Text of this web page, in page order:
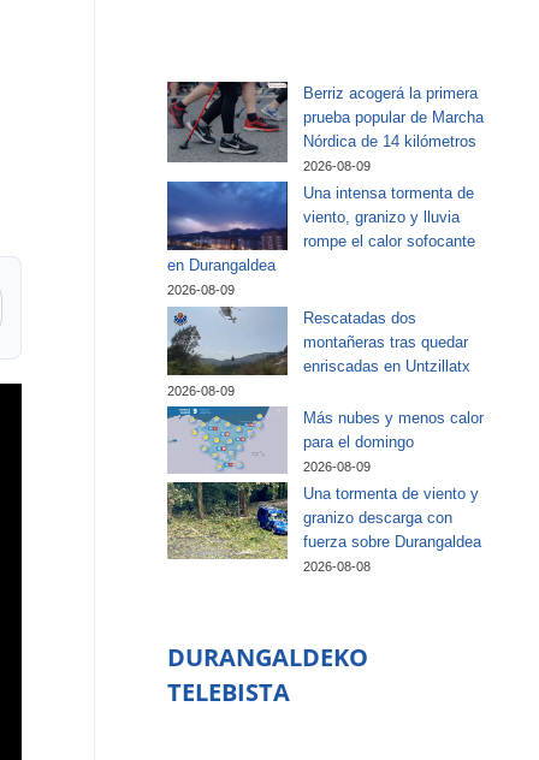
Berriz acogerá la primera
prueba popular de Marcha
Nórdica de 14 kilómetros
2026-08-09
Una intensa tormenta de
viento, granizo y lluvia
rompe el calor sofocante
en Durangaldea
2026-08-09
Rescatadas dos
montañeras tras quedar
enriscadas en Untzillatx
2026-08-09
Más nubes y menos calor
para el domingo
2026-08-09
Una tormenta de viento y
granizo descarga con
fuerza sobre Durangaldea
2026-08-08
DURANGALDEKO
TELEBISTA